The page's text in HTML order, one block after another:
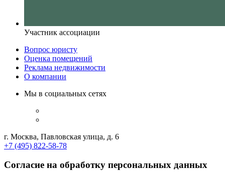
Участник ассоциации
Вопрос юристу
Оценка помещений
Реклама недвижимости
О компании
Мы в социальных сетях
г. Москва, Павловская улица, д. 6
+7 (495) 822-58-78
Согласие на обработку персональных данных